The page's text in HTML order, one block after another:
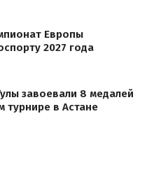
Европы
2027 года
завоевали 8 медалей
турнире в Астане